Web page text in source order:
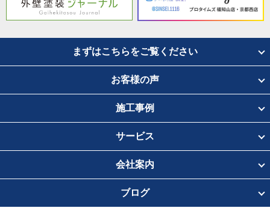
まずはこちらをご覧ください
お客様の声
施工事例
サービス
会社案内
ブログ